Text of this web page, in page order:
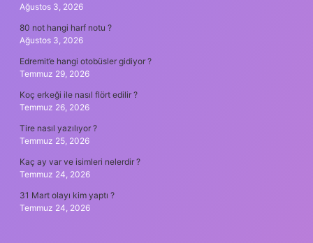
Ağustos 3, 2026
80 not hangi harf notu ?
Ağustos 3, 2026
Edremit’e hangi otobüsler gidiyor ?
Temmuz 29, 2026
Koç erkeği ile nasıl flört edilir ?
Temmuz 26, 2026
Tire nasıl yazılıyor ?
Temmuz 25, 2026
Kaç ay var ve isimleri nelerdir ?
Temmuz 24, 2026
31 Mart olayı kim yaptı ?
Temmuz 24, 2026